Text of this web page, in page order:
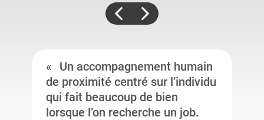
Un accompagnement humain
de proximité centré sur l’individu
qui fait beaucoup de bien
lorsque l’on recherche un job.